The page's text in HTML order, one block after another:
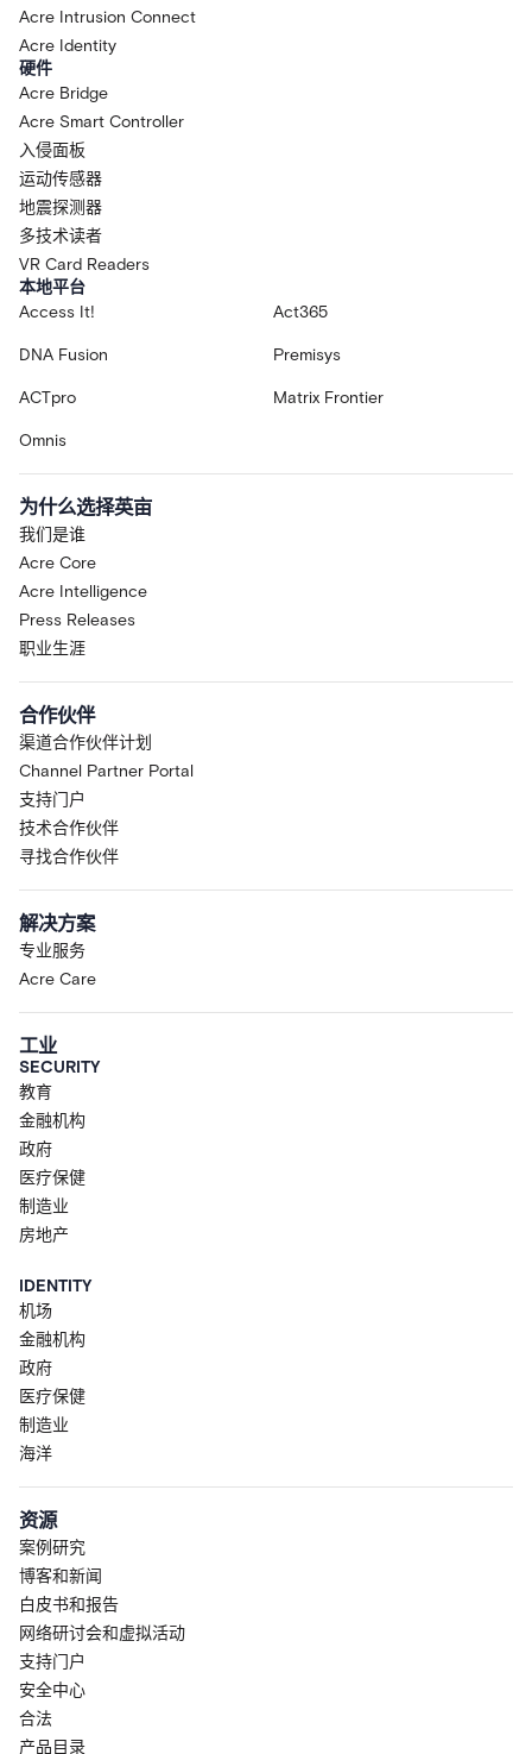
Acre Intrusion Connect
Acre Identity
硬件
Acre Bridge
Acre Smart Controller
入侵面板
运动传感器
地震探测器
多技术读者
VR Card Readers
本地平台
Access It!
Act365
DNA Fusion Premisys
ACTpro Matrix Frontier
Omnis
为什么选择英亩
我们是谁
Acre Core
Acre Intelligence
Press Releases
职业生涯
合作伙伴
渠道合作伙伴计划
Channel Partner Portal
支持门户
技术合作伙伴
寻找合作伙伴
解决方案
专业服务
Acre Care
工业
SECURITY
教育
金融机构
政府
医疗保健
制造业
房地产
IDENTITY
机场
金融机构
政府
医疗保健
制造业
海洋
资源
案例研究
博客和新闻
白皮书和报告
网络研讨会和虚拟活动
支持门户
安全中心
合法
产品目录